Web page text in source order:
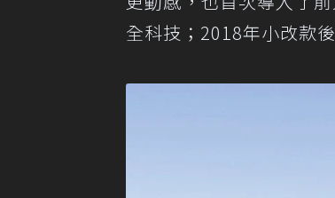
全科技；2018年小改款